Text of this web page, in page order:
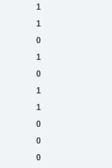
1
1
0
1
0
1
1
0
0
0